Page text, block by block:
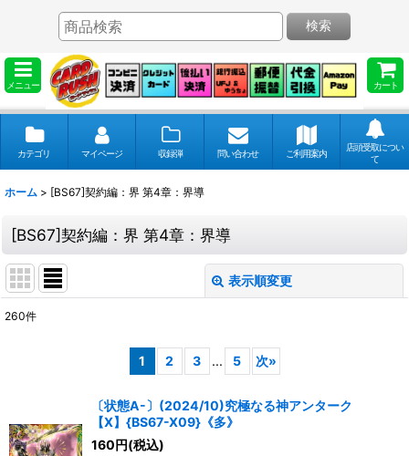
メニュー カート
検索
カテゴリ マイページ 収録弾 問い合わせ ご利用案内
店頭受取につい
て
ホーム > [BS67]契約編：界 第4章：界導
[BS67]契約編：界 第4章：界導
表示順変更
絞り込む
260件
1 2 3 ... 5 次»
〔状態A-〕(2024/10)究極なる神アンターク
【X】{BS67-X09}《多》
160 円(税込)